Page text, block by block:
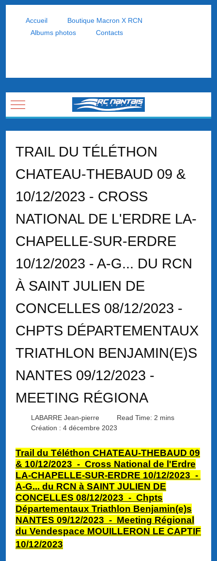
Accueil
Boutique Macron X RCN
Albums photos
Contacts
Mobile Menu Toggle
TRAIL DU TÉLÉTHON
CHATEAU-THEBAUD 09 &
10/12/2023 - CROSS
NATIONAL DE L'ERDRE LA-
CHAPELLE-SUR-ERDRE
10/12/2023 - A-G... DU RCN
À SAINT JULIEN DE
CONCELLES 08/12/2023 -
CHPTS DÉPARTEMENTAUX
TRIATHLON BENJAMIN(E)S
NANTES 09/12/2023 -
MEETING RÉGIONA
LABARRE Jean-pierre
Read Time: 2 mins
Création : 4 décembre 2023
Trail du Téléthon CHATEAU-THEBAUD 09
& 10/12/2023 - Cross National de l'Erdre
LA-CHAPELLE-SUR-ERDRE 10/12/2023 -
A-G... du RCN à SAINT JULIEN DE
CONCELLES 08/12/2023 - Chpts
Départementaux Triathlon Benjamin(e)s
NANTES 09/12/2023 - Meeting Régional
du Vendespace MOUILLERON LE CAPTIF
10/12/2023